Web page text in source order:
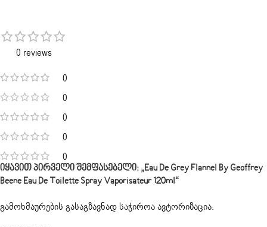
0 reviews
0
0
0
0
0
Იყავით Პირველი Შემფასებელი: „Eau De Grey Flannel By Geoffrey
Beene Eau De Toilette Spray Vaporisateur 120ml“
გამოხმაურების გასაგზავნად საჭიროაავტორიზაცია.